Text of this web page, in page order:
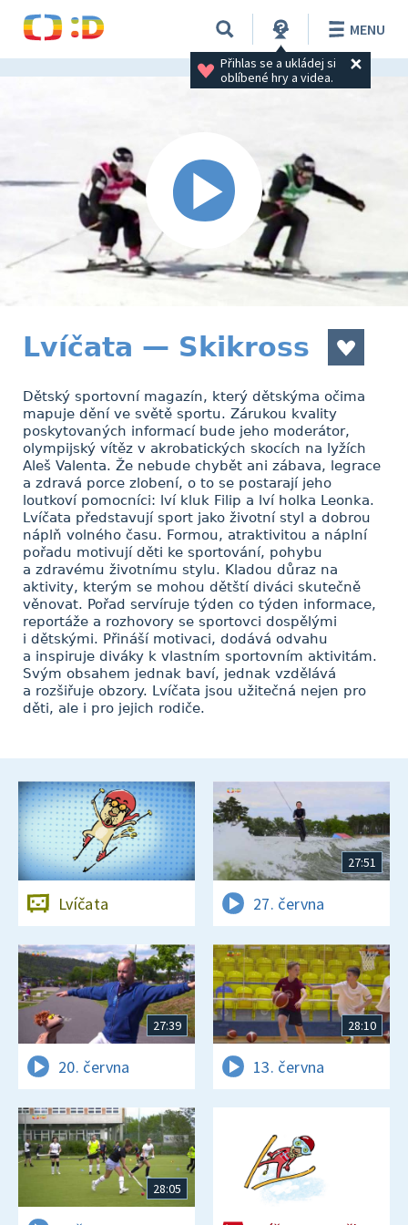
Přihlas se a ukládej si
oblíbené hry a videa.
MENU
Lvíčata — Skikross
Dětský sportovní magazín, který dětskýma očima
mapuje dění ve světě sportu. Zárukou kvality
poskytovaných informací bude jeho moderátor,
olympijský vítěz v akrobatických skocích na lyžích
Aleš Valenta. Že nebude chybět ani zábava, legrace
a zdravá porce zlobení, o to se postarají jeho
loutkoví pomocníci: lví kluk Filip a lví holka Leonka.
Lvíčata představují sport jako životní styl a dobrou
náplň volného času. Formou, atraktivitou a náplní
pořadu motivují děti ke sportování, pohybu
a zdravému životnímu stylu. Kladou důraz na
aktivity, kterým se mohou dětští diváci skutečně
věnovat. Pořad servíruje týden co týden informace,
reportáže a rozhovory se sportovci dospělými
i dětskými. Přináší motivaci, dodává odvahu
a inspiruje diváky k vlastním sportovním aktivitám.
Svým obsahem jednak baví, jednak vzdělává
a rozšiřuje obzory. Lvíčata jsou užitečná nejen pro
děti, ale i pro jejich rodiče.
Lvíčata
27:51
27. června
27:39
20. června
28:10
13. června
28:05